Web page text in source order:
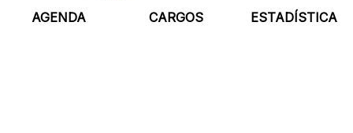
AGENDA CARGOS ESTADÍSTICA